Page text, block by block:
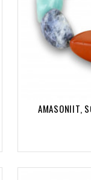
AMASONIIT,